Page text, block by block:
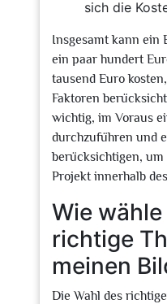
sich die
Insgesamt kann ein
ein paar hundert
tausend Euro
Faktoren
wichtig, im Voraus
durchzuführen und
berücksichtigen, um
Projekt innerhalb
Wie
richtige
meinen
Die Wahl des